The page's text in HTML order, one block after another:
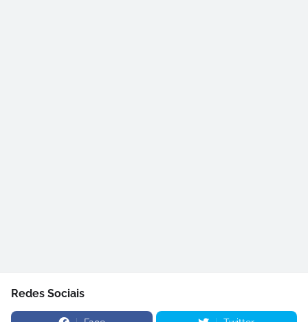
Redes Sociais